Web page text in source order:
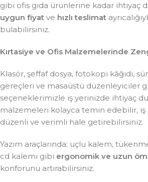
gibi ofis gıda ürünlerine kadar ihtiyaç
uygun fiyat ve hızlı teslimat
bulabilirsiniz.
Kırtasiye ve Ofis Malzemelerinde
Klasör, şeffaf dosya, fotokopi kâğıdı,
gereçleri ve masaüstü düzenleyiciler
seçeneklerimizle iş yerinizde ihtiyaç
malzemeleri kolayca temin edebilir, iş
düzenli ve verimli hale getirebilirsiniz.
Yazım araçlarında; uçlu kalem,
cd kalemi gibi ergonomik ve uzun
konforunu artırabilirsiniz.